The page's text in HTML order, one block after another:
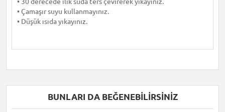
• 30 derecede ılık suda ters çevirerek yıkayınız.
• Çamaşır suyu kullanmayınız.
• Düşük ısıda yıkayınız.
BUNLARI DA BEĞENEBILIRSINIZ